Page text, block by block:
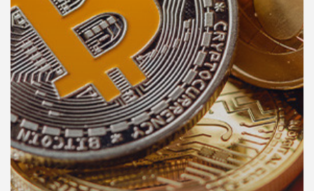
บทความ
ข่าว
และ
กิจกรรม
เกี่ยว